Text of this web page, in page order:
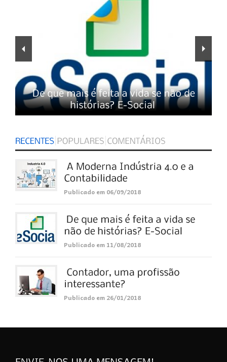
Publicado em 06/09/2018
Publicado em 11/08/2018
Publicado em 26/01/2018